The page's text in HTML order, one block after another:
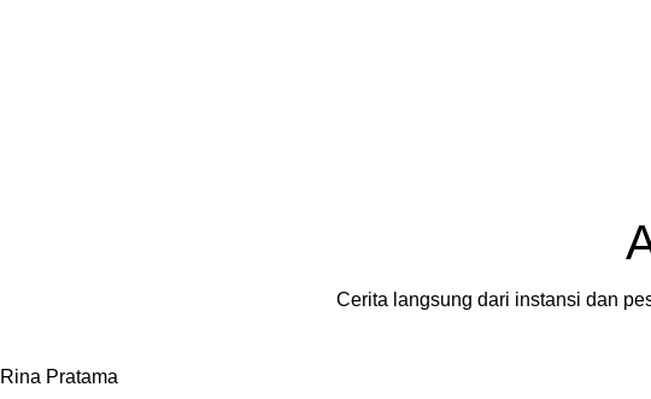
Cerita langsung dari instansi dan
Rina Pratama